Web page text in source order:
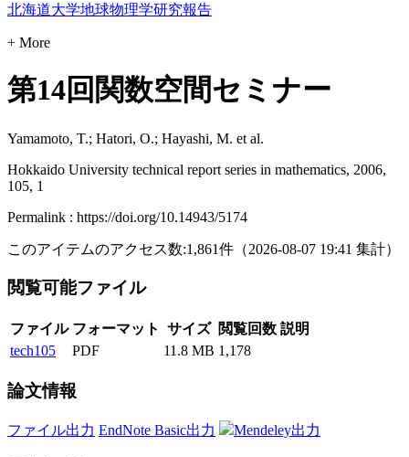
北海道大学地球物理学研究報告
+ More
第14回関数空間セミナー
Yamamoto, T.; Hatori, O.; Hayashi, M. et al.
Hokkaido University technical report series in mathematics, 2006,
105, 1
Permalink : https://doi.org/10.14943/5174
このアイテムのアクセス数:1,861件 （2026-08-07 19:41 集計）
閲覧可能ファイル
ファイル フォーマット サイズ 閲覧回数 説明
tech105
PDF 11.8 MB 1,178
論文情報
ファイル出力 EndNote Basic出力 Mendeley出力